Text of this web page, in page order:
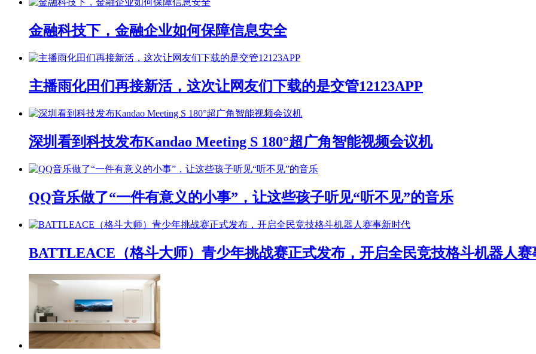
金融科技下，金融企业如何保障信息安全
主播雨化田们再接新活，这次让网友们下载的是交管12123APP
深圳看到科技发布Kandao Meeting S 180°超广角智能视频会议机
QQ音乐做了“一件有意义的小事”，让这些孩子听见“听不见”的音乐
BATTLEACE（格斗大师）青少年挑战赛正式发布，开启全民竞技格斗机器人赛